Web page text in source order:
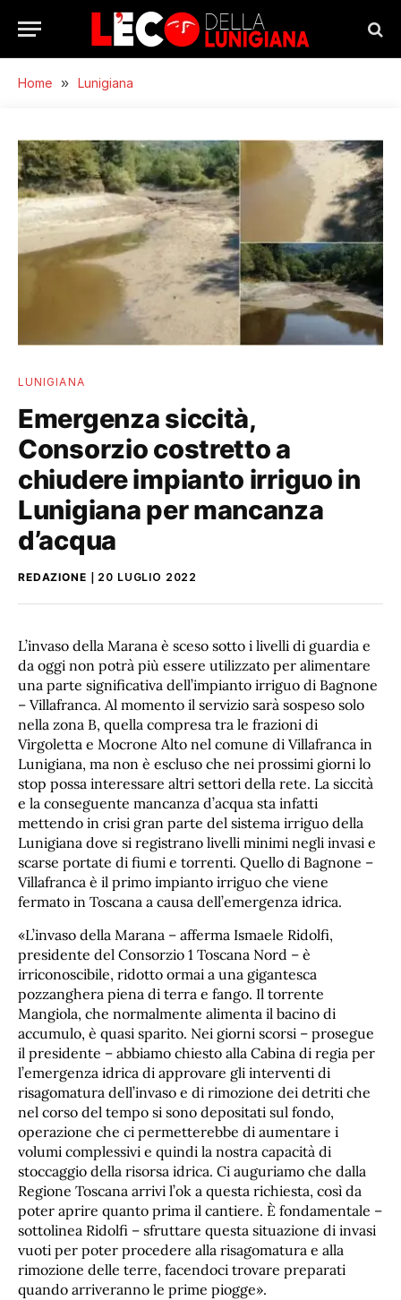
Home » Lunigiana
LUNIGIANA
Emergenza siccità,
Consorzio costretto a
chiudere impianto irriguo in
Lunigiana per mancanza
d’acqua
REDAZIONE 20 LUGLIO 2022
L’invaso della Marana è sceso sotto i livelli di guardia e
da oggi non potrà più essere utilizzato per alimentare
una parte significativa dell’impianto irriguo di Bagnone
– Villafranca. Al momento il servizio sarà sospeso solo
nella zona B, quella compresa tra le frazioni di
Virgoletta e Mocrone Alto nel comune di Villafranca in
Lunigiana, ma non è escluso che nei prossimi giorni lo
stop possa interessare altri settori della rete. La siccità
e la conseguente mancanza d’acqua sta infatti
mettendo in crisi gran parte del sistema irriguo della
Lunigiana dove si registrano livelli minimi negli invasi e
scarse portate di fiumi e torrenti. Quello di Bagnone –
Villafranca è il primo impianto irriguo che viene
fermato in Toscana a causa dell’emergenza idrica.
«L’invaso della Marana – afferma Ismaele Ridolfi,
presidente del Consorzio 1 Toscana Nord – è
irriconoscibile, ridotto ormai a una gigantesca
pozzanghera piena di terra e fango. Il torrente
Mangiola, che normalmente alimenta il bacino di
accumulo, è quasi sparito. Nei giorni scorsi – prosegue
il presidente – abbiamo chiesto alla Cabina di regia per
l’emergenza idrica di approvare gli interventi di
risagomatura dell’invaso e di rimozione dei detriti che
nel corso del tempo si sono depositati sul fondo,
operazione che ci permetterebbe di aumentare i
volumi complessivi e quindi la nostra capacità di
stoccaggio della risorsa idrica. Ci auguriamo che dalla
Regione Toscana arrivi l’ok a questa richiesta, così da
poter aprire quanto prima il cantiere. È fondamentale –
sottolinea Ridolfi – sfruttare questa situazione di invasi
vuoti per poter procedere alla risagomatura e alla
rimozione delle terre, facendoci trovare preparati
quando arriveranno le prime piogge».